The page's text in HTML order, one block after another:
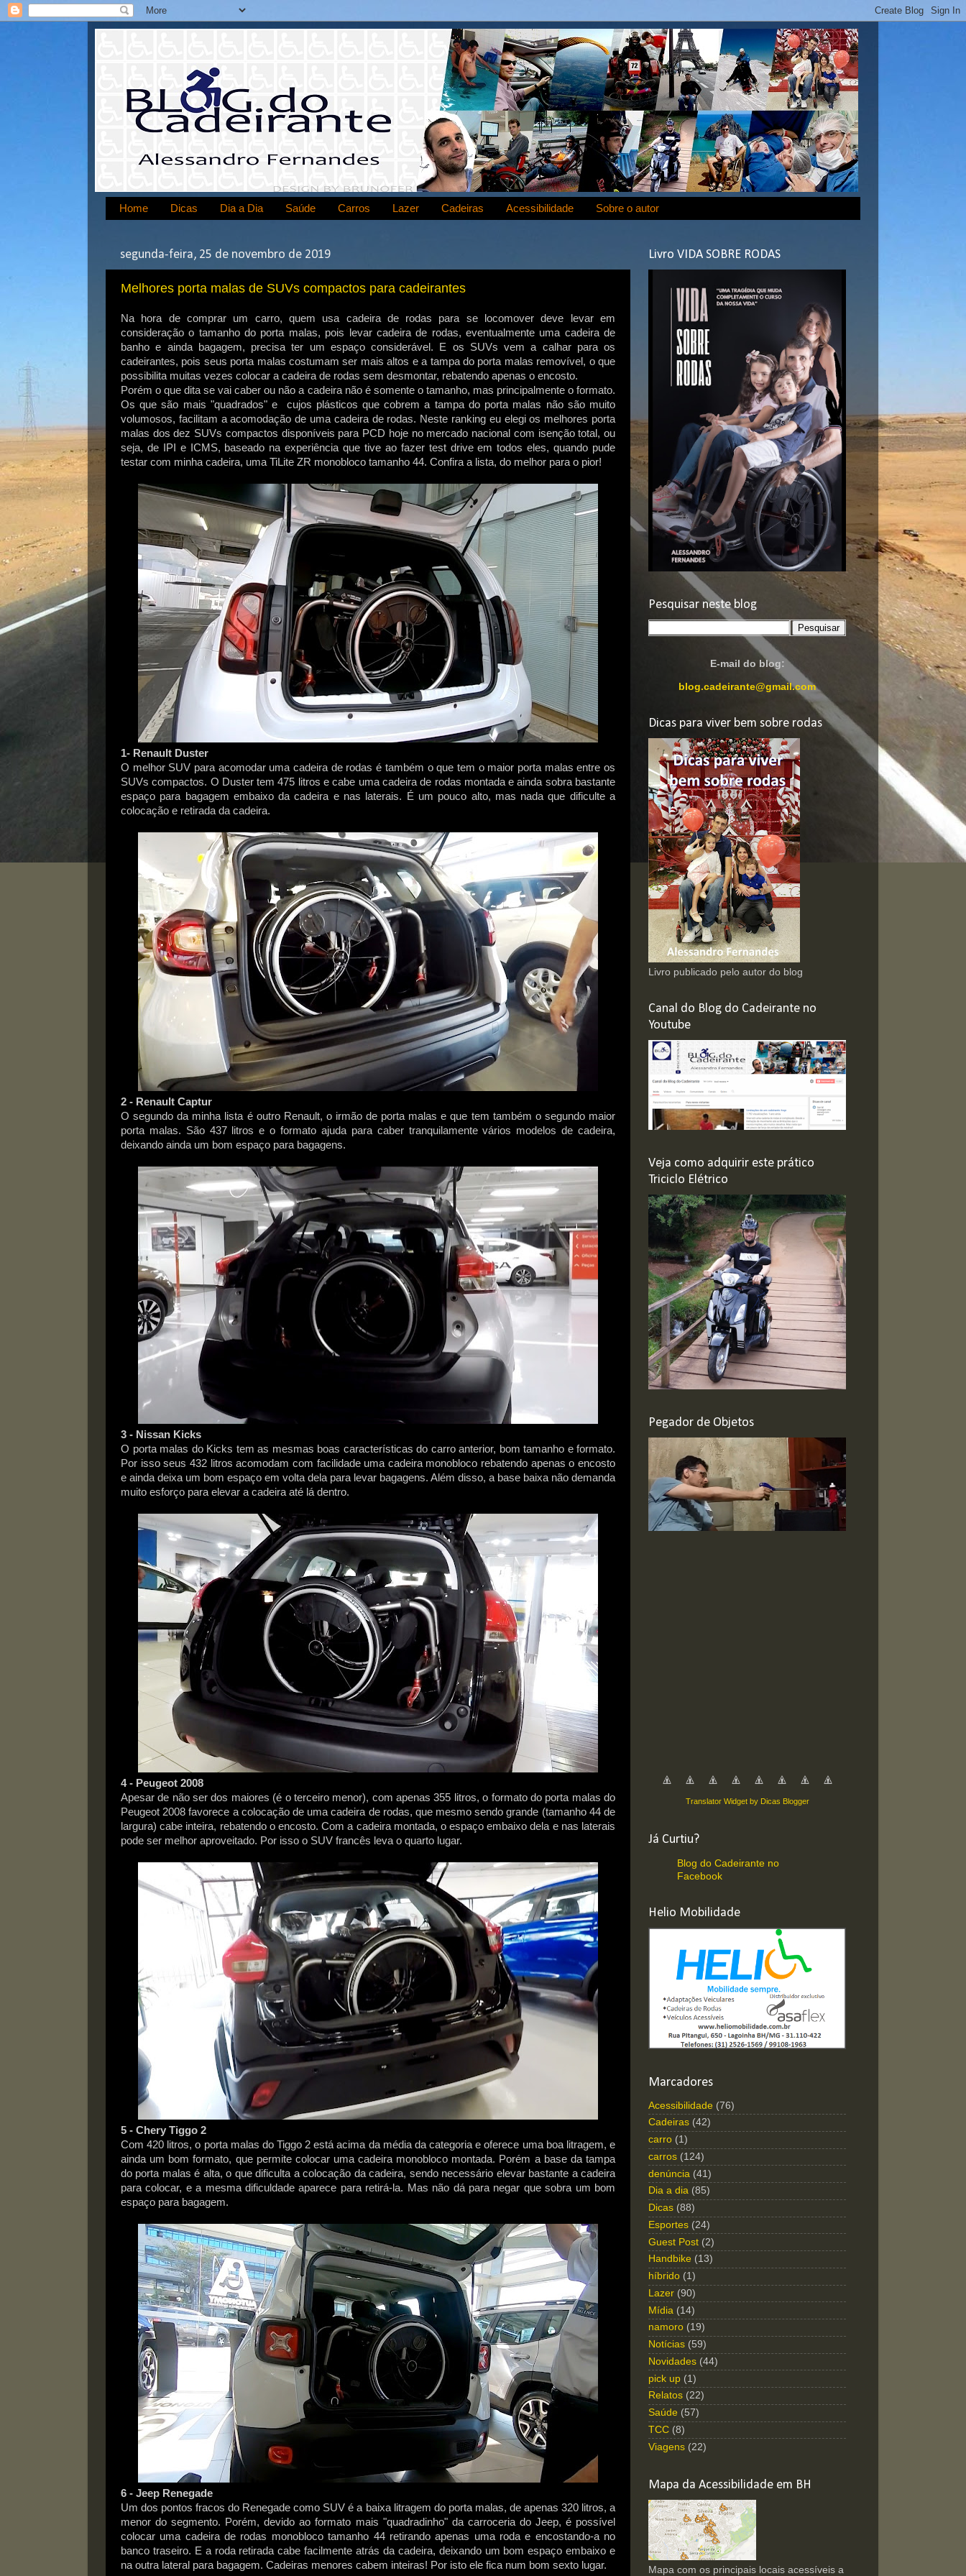
Home Dicas Dia a Dia Saúde Carros Lazer Cadeiras Acessibilidade Sobre o autor
segunda-feira, 25 de novembro de 2019
Melhores porta malas de SUVs compactos para cadeirantes
Na hora de comprar um carro, quem usa cadeira de rodas para se locomover deve levar em
consideração o tamanho do porta malas, pois levar cadeira de rodas, eventualmente uma cadeira de
banho e ainda bagagem, precisa ter um espaço considerável. E os SUVs vem a calhar para os
cadeirantes, pois seus porta malas costumam ser mais altos e a tampa do porta malas removível, o que
possibilita muitas vezes colocar a cadeira de rodas sem desmontar, rebatendo apenas o encosto.
Porém o que dita se vai caber ou não a cadeira não é somente o tamanho, mas principalmente o formato.
Os que são mais "quadrados" e cujos plásticos que cobrem a tampa do porta malas não são muito
volumosos, facilitam a acomodação de uma cadeira de rodas. Neste ranking eu elegi os melhores porta
malas dos dez SUVs compactos disponíveis para PCD hoje no mercado nacional com isenção total, ou
seja, de IPI e ICMS, baseado na experiência que tive ao fazer test drive em todos eles, quando pude
testar com minha cadeira, uma TiLite ZR monobloco tamanho 44. Confira a lista, do melhor para o pior!
1- Renault Duster
O melhor SUV para acomodar uma cadeira de rodas é também o que tem o maior porta malas entre os
SUVs compactos. O Duster tem 475 litros e cabe uma cadeira de rodas montada e ainda sobra bastante
espaço para bagagem embaixo da cadeira e nas laterais. É um pouco alto, mas nada que dificulte a
colocação e retirada da cadeira.
2 - Renault Captur
O segundo da minha lista é outro Renault, o irmão de porta malas e que tem também o segundo maior
porta malas. São 437 litros e o formato ajuda para caber tranquilamente vários modelos de cadeira,
deixando ainda um bom espaço para bagagens.
3 - Nissan Kicks
O porta malas do Kicks tem as mesmas boas características do carro anterior, bom tamanho e formato.
Por isso seus 432 litros acomodam com facilidade uma cadeira monobloco rebatendo apenas o encosto
e ainda deixa um bom espaço em volta dela para levar bagagens. Além disso, a base baixa não demanda
muito esforço para elevar a cadeira até lá dentro.
4 - Peugeot 2008
Apesar de não ser dos maiores (é o terceiro menor), com apenas 355 litros, o formato do porta malas do
Peugeot 2008 favorece a colocação de uma cadeira de rodas, que mesmo sendo grande (tamanho 44 de
largura) cabe inteira, rebatendo o encosto. Com a cadeira montada, o espaço embaixo dela e nas laterais
pode ser melhor aproveitado. Por isso o SUV francês leva o quarto lugar.
5 - Chery Tiggo 2
Com 420 litros, o porta malas do Tiggo 2 está acima da média da categoria e oferece uma boa litragem, e
ainda um bom formato, que permite colocar uma cadeira monobloco montada. Porém a base da tampa
do porta malas é alta, o que dificulta a colocação da cadeira, sendo necessário elevar bastante a cadeira
para colocar, e a mesma dificuldade aparece para retirá-la. Mas não dá para negar que sobra um bom
espaço para bagagem.
6 - Jeep Renegade
Um dos pontos fracos do Renegade como SUV é a baixa litragem do porta malas, de apenas 320 litros, a
menor do segmento. Porém, devido ao formato mais "quadradinho" da carroceria do Jeep, é possível
colocar uma cadeira de rodas monobloco tamanho 44 retirando apenas uma roda e encostando-a no
banco traseiro. E a roda retirada cabe facilmente atrás da cadeira, deixando um bom espaço embaixo e
na outra lateral para bagagem. Cadeiras menores cabem inteiras! Por isto ele fica num bom sexto lugar.
Livro VIDA SOBRE RODAS
Pesquisar neste blog
E-mail do blog:
blog.cadeirante@gmail.com
Dicas para viver bem sobre rodas
Livro publicado pelo autor do blog
Canal do Blog do Cadeirante no
Youtube
Veja como adquirir este prático
Triciclo Elétrico
Pegador de Objetos
Translator Widget by Dicas Blogger
Já Curtiu?
Blog do Cadeirante no
Facebook
Helio Mobilidade
Marcadores
Acessibilidade (76)
Cadeiras (42)
carro (1)
carros (124)
denúncia (41)
Dia a dia (85)
Dicas (88)
Esportes (24)
Guest Post (2)
Handbike (13)
híbrido (1)
Lazer (90)
Mídia (14)
namoro (19)
Notícias (59)
Novidades (44)
pick up (1)
Relatos (22)
Saúde (57)
TCC (8)
Viagens (22)
Mapa da Acessibilidade em BH
Mapa com os principais locais acessíveis a